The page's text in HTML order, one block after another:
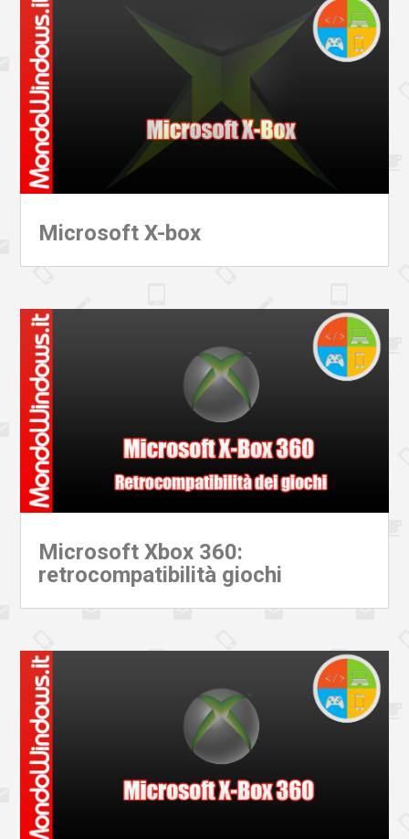
Microsoft X-box
Microsoft Xbox 360:
retrocompatibilità giochi